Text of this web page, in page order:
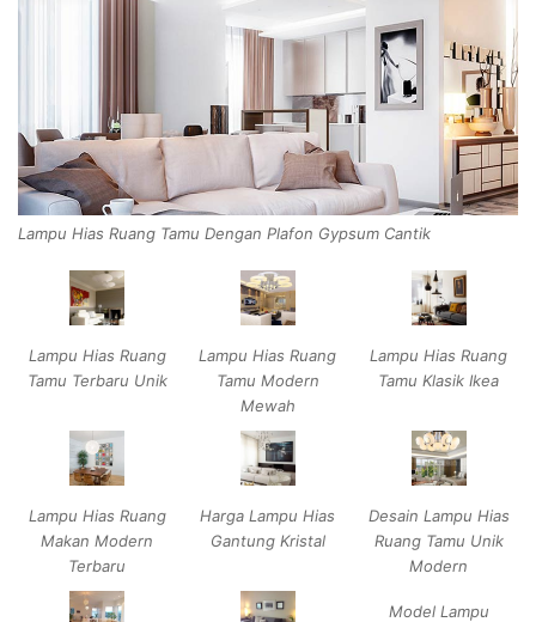
Lampu Hias Ruang Tamu Dengan Plafon Gypsum Cantik
Lampu Hias Ruang
Tamu Terbaru Unik
Lampu Hias Ruang
Tamu Modern
Mewah
Lampu Hias Ruang
Tamu Klasik Ikea
Lampu Hias Ruang
Makan Modern
Terbaru
Harga Lampu Hias
Gantung Kristal
Desain Lampu Hias
Ruang Tamu Unik
Modern
Model Lampu